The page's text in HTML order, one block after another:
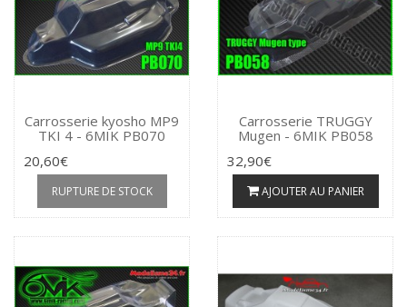
Carrosserie kyosho MP9
TKI 4 - 6MIK PB070
20,60€
RUPTURE DE STOCK
Carrosserie TRUGGY
Mugen - 6MIK PB058
32,90€
AJOUTER AU PANIER